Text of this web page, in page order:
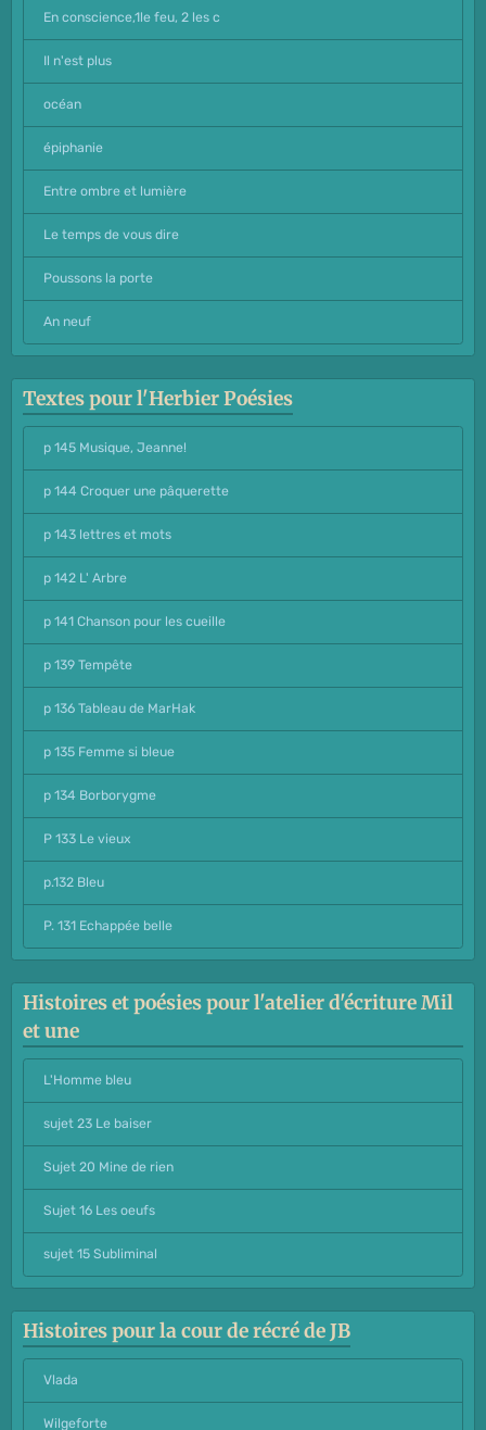
En conscience,1le feu, 2 les c
Il n'est plus
océan
épiphanie
Entre ombre et lumière
Le temps de vous dire
Poussons la porte
An neuf
Textes pour l'Herbier Poésies
p 145 Musique, Jeanne!
p 144 Croquer une pâquerette
p 143 lettres et mots
p 142 L' Arbre
p 141 Chanson pour les cueille
p 139 Tempête
p 136 Tableau de MarHak
p 135 Femme si bleue
p 134 Borborygme
P 133 Le vieux
p.132 Bleu
P. 131 Echappée belle
Histoires et poésies pour l'atelier d'écriture Mil
et une
L'Homme bleu
sujet 23 Le baiser
Sujet 20 Mine de rien
Sujet 16 Les oeufs
sujet 15 Subliminal
Histoires pour la cour de récré de JB
Vlada
Wilgeforte